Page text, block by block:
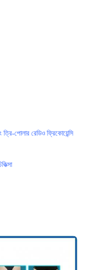
পোলার রেডিও ফ্রিকোয়েন্সি